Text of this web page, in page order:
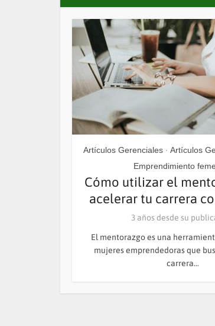
Artículos Gerenciales • Artículos
Emprendimiento
Cómo utilizar el
acelerar tu carrera
3 años desde su
El mentorazgo es una
mujeres emprendedoras que
carrera...